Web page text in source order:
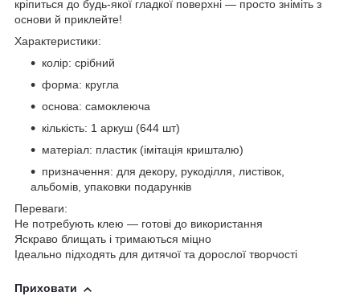
кріпиться до будь-якої гладкої поверхні — просто зніміть з
основи й приклейте!
Характеристики:
колір: срібний
форма: кругла
основа: самоклеюча
кількість: 1 аркуш (644 шт)
матеріал: пластик (імітація кришталю)
призначення: для декору, рукоділля, листівок,
альбомів, упаковки подарунків
Переваги:
Не потребують клею — готові до використання
Яскраво блищать і тримаються міцно
Ідеально підходять для дитячої та дорослої творчості
Приховати